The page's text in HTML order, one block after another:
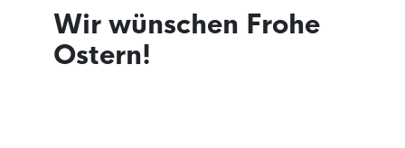
Wir wünschen Frohe
Ostern!